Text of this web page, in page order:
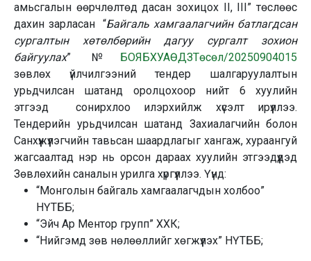
амьсгалын өөрчлөлтөд дасан зохицох II, III” төслөөс
дахин зарласан
“Байгаль хамгаалагчийн батлагдсан
сургалтын хөтөлбөрийн дагуу сургалт зохион
байгуулах” № БОЯБХУАӨДЗТөсөл/20250904015
зөвлөх үйлчилгээний тендер шалгаруулалтын
урьдчилсан шатанд оролцохоор нийт 6 хуулийн
этгээд сонирхлоо илэрхийлж хүсэлт ирүүллээ.
Тендерийн урьдчилсан шатанд Захиалагчийн болон
Санхүүжүүлэгчийн тавьсан шаардлагыг хангаж, хураангуй
жагсаалтад нэр нь орсон дараах хуулийн этгээдүүдэд
Зөвлөхийн саналын урилга хүргүүллээ. Үүнд:
“Монголын байгаль хамгаалагчдын холбоо”
НҮТББ;
“Эйч Ар Ментор групп” ХХК;
“Нийгэмд зөв нөлөөллийг хөгжүүлэх” НҮТББ;